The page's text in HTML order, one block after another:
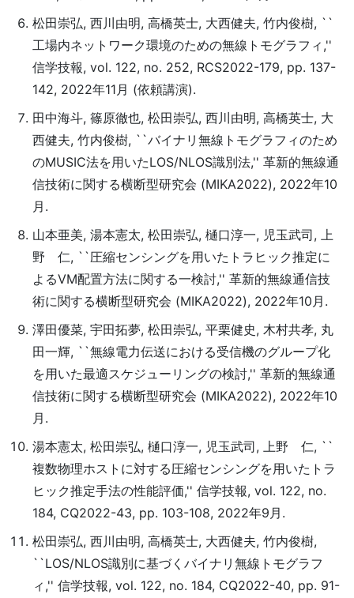
松田崇弘, 西川由明, 高橋英士, 大西健夫, 竹内俊樹, ``
工場内ネットワーク環境のための無線トモグラフィ,''
信学技報, vol. 122, no. 252, RCS2022-179, pp. 137-
142, 2022年11月 (依頼講演).
田中海斗, 篠原徹也, 松田崇弘, 西川由明, 高橋英士, 大
西健夫, 竹内俊樹, ``バイナリ無線トモグラフィのため
のMUSIC法を用いたLOS/NLOS識別法,'' 革新的無線通
信技術に関する横断型研究会 (MIKA2022), 2022年10
月.
山本亜美, 湯本憲太, 松田崇弘, 樋口淳一, 児玉武司, 上
野 仁, ``圧縮センシングを用いたトラヒック推定に
よるVM配置方法に関する一検討,'' 革新的無線通信技
術に関する横断型研究会 (MIKA2022), 2022年10月.
澤田優菜, 宇田拓夢, 松田崇弘, 平栗健史, 木村共孝, 丸
田一輝, ``無線電力伝送における受信機のグループ化
を用いた最適スケジューリングの検討,'' 革新的無線通
信技術に関する横断型研究会 (MIKA2022), 2022年10
月.
湯本憲太, 松田崇弘, 樋口淳一, 児玉武司, 上野 仁, ``
複数物理ホストに対する圧縮センシングを用いたトラ
ヒック推定手法の性能評価,'' 信学技報, vol. 122, no.
184, CQ2022-43, pp. 103-108, 2022年9月.
松田崇弘, 西川由明, 高橋英士, 大西健夫, 竹内俊樹,
``LOS/NLOS識別に基づくバイナリ無線トモグラフ
ィ,'' 信学技報, vol. 122, no. 184, CQ2022-40, pp. 91-